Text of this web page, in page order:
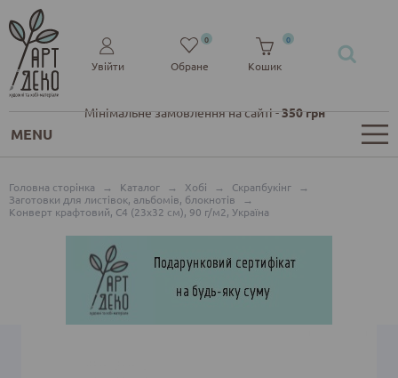
Мінімальне замовлення на сайті -350 грн
Увійти Обране
0
Кошик
0
MENU
Головна сторінка → Каталог → Хобі → Скрапбукінг
→
Заготовки для листівок, альбомів, блокнотів
→
Конверт крафтовий, C4 (23х32 см), 90 г/м2, Україна